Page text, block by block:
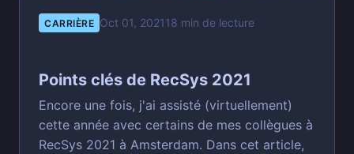
CARRIÈRE Oct 01, 202118 min de lecture
Points clés de RecSys 2021
Encore une fois, j'ai assisté (virtuellement)
cette année avec certains de mes collègues à
RecSys 2021 à Amsterdam. Dans cet article,